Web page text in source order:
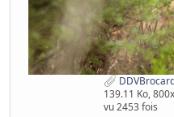
139.11 Ko,
vu 2453 fois